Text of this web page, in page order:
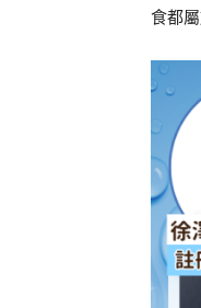
食都